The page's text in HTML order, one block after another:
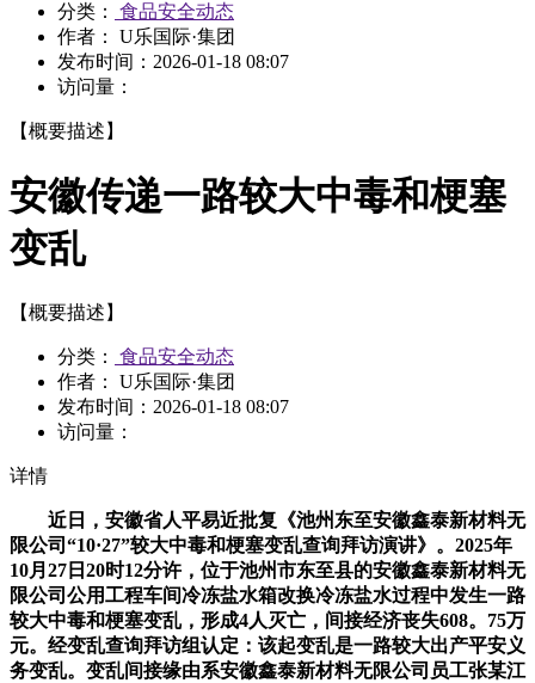
分类：
食品安全动态
作者： U乐国际·集团
发布时间： 2026-01-18 08:07
访问量：
【概要描述】
安徽传递一路较大中毒和梗塞
变乱
【概要描述】
分类：
食品安全动态
作者： U乐国际·集团
发布时间： 2026-01-18 08:07
访问量：
详情
近日，安徽省人平易近批复《池州东至安徽鑫泰新材料无
限公司“10·27”较大中毒和梗塞变乱查询拜访演讲》。2025年
10月27日20时12分许，位于池州市东至县的安徽鑫泰新材料无
限公司公用工程车间冷冻盐水箱改换冷冻盐水过程中发生一路
较大中毒和梗塞变乱，形成4人灭亡，间接经济丧失608。75万
元。经变乱查询拜访组认定：该起变乱是一路较大出产平安义
务变乱。变乱间接缘由系安徽鑫泰新材料无限公司员工张某江